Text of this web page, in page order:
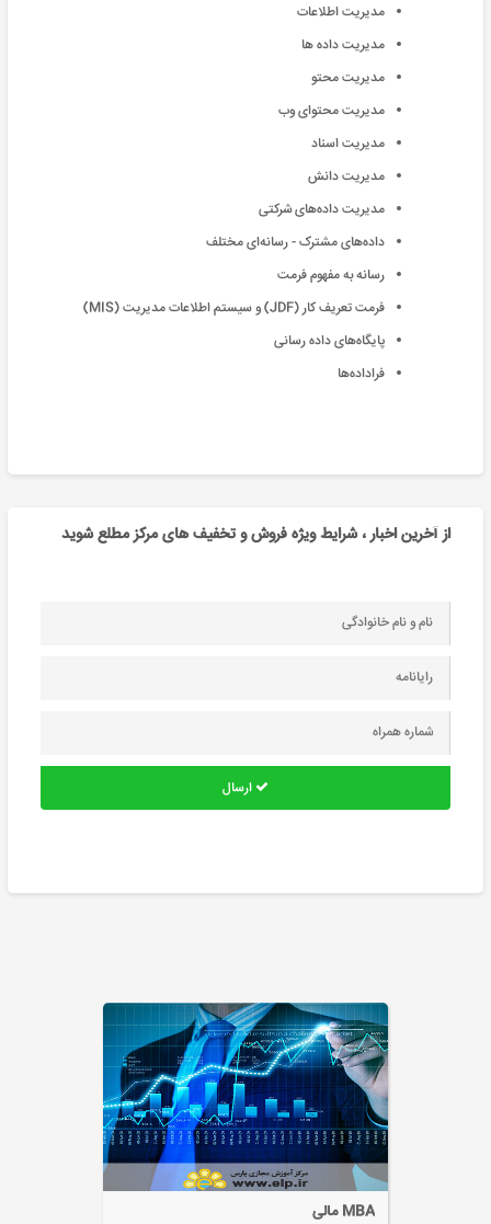
مدیریت اطلاعات
مدیریت داده ها
مدیریت محتو
مدیریت محتوای وب
مدیریت اسناد
مدیریت دانش
مدیریت داده‌های شرکتی
داده‌های مشترک - رسانه‌ای مختلف
رسانه به مفهوم فرمت
فرمت تعریف کار (JDF) و سیستم اطلاعات مدیریت (MIS)
پایگاه‌های داده رسانی
فراداده‌ها
از آخرین اخبار ، شرایط ویژه فروش و تخفیف های مرکز مطلع شوید
ارسال
MBA مالی